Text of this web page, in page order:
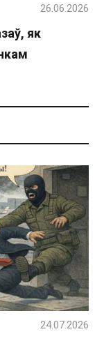
як
26.06.2026
24.07.2026